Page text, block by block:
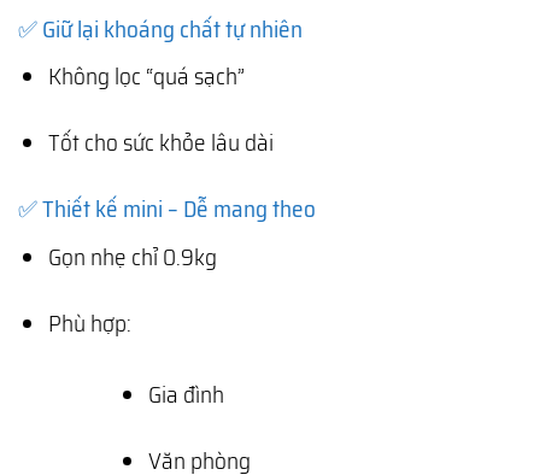
✅ Giữ lại khoáng chất tự nhiên
Không lọc “quá sạch”
Tốt cho sức khỏe lâu dài
✅ Thiết kế mini – Dễ mang theo
Gọn nhẹ chỉ 0.9kg
Phù hợp:
Gia đình
Văn phòng